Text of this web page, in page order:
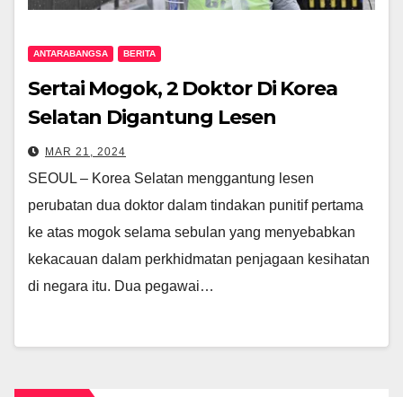
ANTARABANGSA BERITA
Sertai Mogok, 2 Doktor Di Korea
Selatan Digantung Lesen
MAR 21, 2024
SEOUL – Korea Selatan menggantung lesen
perubatan dua doktor dalam tindakan punitif pertama
ke atas mogok selama sebulan yang menyebabkan
kekacauan dalam perkhidmatan penjagaan kesihatan
di negara itu. Dua pegawai…